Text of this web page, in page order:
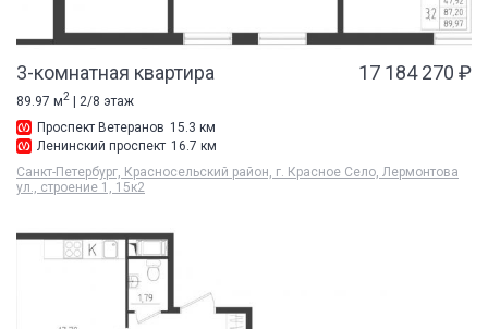
3-комнатная квартира 17 184 270 ₽
89.97 м2
| 2/8 этаж
Проспект Ветеранов 15.3 км
Ленинский проспект 16.7 км
Санкт-Петербург, Красносельский район, г. Красное Село, Лермонтова
ул., строение 1, 15к2